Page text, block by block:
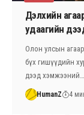
Дэлхийн
удаагийн
Олон улсын
бүх гишүүдийн
дээд хэмжээний…
HumanZ 4